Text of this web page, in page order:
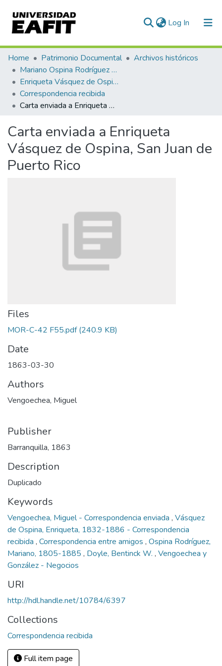
Log In (current)
Communities & Collections
All of DSpace
Statistics
Home Patrimonio Documental
Archivos históricos
Mariano Ospina Rodríguez (1826 -1912)
Enriqueta Vásquez de Ospina
Correspondencia recibida
Carta enviada a Enriqueta Vásquez de Ospina, San Juan de Puerto Rico
Carta enviada a Enriqueta
Vásquez de Ospina, San Juan de
Puerto Rico
Files
MOR-C-42 F55.pdf(240.9 KB)
Date
1863-03-30
Authors
Vengoechea, Miguel
Publisher
Barranquilla, 1863
Description
Duplicado
Keywords
Vengoechea, Miguel - Correspondencia enviada , Vásquez
de Ospina, Enriqueta, 1832-1886 - Correspondencia
recibida , Correspondencia entre amigos , Ospina Rodríguez,
Mariano, 1805-1885 , Doyle, Bentinck W. , Vengoechea y
González - Negocios
URI
http://hdl.handle.net/10784/6397
Collections
Correspondencia recibida
Full item page